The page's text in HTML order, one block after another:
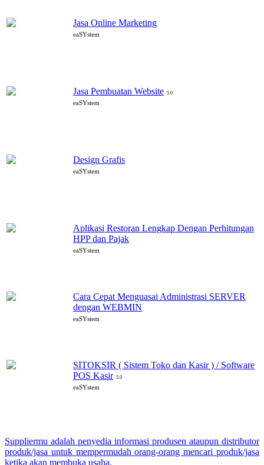
Jasa Online Marketing
eaSYstem
Jasa Pembuatan Website 5.0
eaSYstem
Design Grafis
eaSYstem
Aplikasi Restoran Lengkap Dengan Perhitungan
HPP dan Pajak
eaSYstem
Cara Cepat Menguasai Administrasi SERVER
dengan WEBMIN
eaSYstem
SITOKSIR ( Sistem Toko dan Kasir ) / Software
POS Kasir 5.0
eaSYstem
Suppliermu adalah penyedia informasi produsen ataupun distributor
produk/jasa untuk mempermudah orang-orang mencari produk/jasa
ketika akan membuka usaha.